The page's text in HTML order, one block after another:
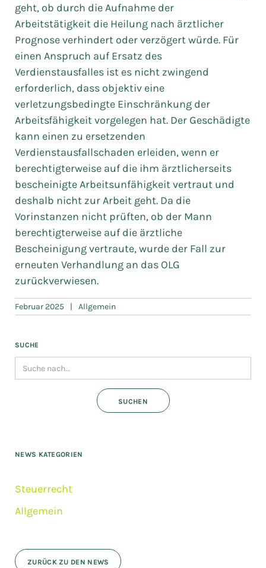
geht, ob durch die Aufnahme der
Arbeitstätigkeit die Heilung nach ärztlicher
Prognose verhindert oder verzögert würde. Für
einen Anspruch auf Ersatz des
Verdienstausfalles ist es nicht zwingend
erforderlich, dass objektiv eine
verletzungsbedingte Einschränkung der
Arbeitsfähigkeit vorgelegen hat. Der Geschädigte
kann einen zu ersetzenden
Verdienstausfallschaden erleiden, wenn er
berechtigterweise auf die ihm ärztlicherseits
bescheinigte Arbeitsunfähigkeit vertraut und
deshalb nicht zur Arbeit geht. Da die
Vorinstanzen nicht prüften, ob der Mann
berechtigterweise auf die ärztliche
Bescheinigung vertraute, wurde der Fall zur
erneuten Verhandlung an das OLG
zurückverwiesen.
Februar 2025 | Allgemein
SUCHE
NEWS KATEGORIEN
Steuerrecht
Allgemein
ZURÜCK ZU DEN NEWS